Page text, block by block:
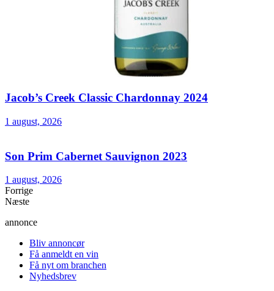
Jacob’s Creek Classic Chardonnay 2024
1 august, 2026
Son Prim Cabernet Sauvignon 2023
1 august, 2026
Forrige
Næste
annonce
Bliv annoncør
Få anmeldt en vin
Få nyt om branchen
Nyhedsbrev